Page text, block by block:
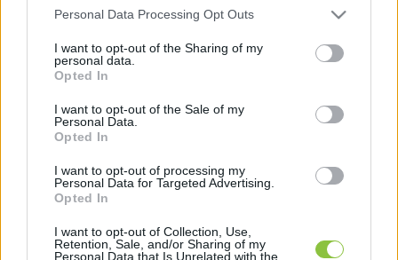
Please note that this website/app uses one or more Google
not limited to your visit or usage behaviour. You may click to
grant or deny consent to Google and its third-party tags to
use your data for below specified purposes in below Google
consent section.
Personal Data Processing Opt Outs
I want to opt-out of the Sharing of my
personal data.
Opted In
I want to opt-out of the Sale of my
Personal Data.
Opted In
I want to opt-out of processing my
Personal Data for Targeted Advertising.
Opted In
I want to opt-out of Collection, Use,
Retention, Sale, and/or Sharing of my
Personal Data that Is Unrelated with the
horvát miniszterelnök és több uniós vezető
Volodimir Zelenszkij ukrán elnökkel, hogy